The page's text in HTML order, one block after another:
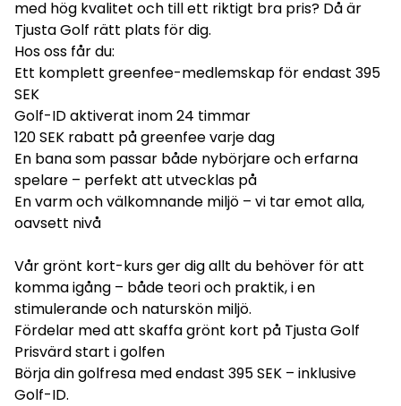
med hög kvalitet och till ett riktigt bra pris? Då är
Tjusta Golf rätt plats för dig.
Hos oss får du:
Ett komplett greenfee-medlemskap för endast 395
SEK
Golf-ID aktiverat inom 24 timmar
120 SEK rabatt på greenfee varje dag
En bana som passar både nybörjare och erfarna
spelare – perfekt att utvecklas på
En varm och välkomnande miljö – vi tar emot alla,
oavsett nivå
Vår grönt kort-kurs ger dig allt du behöver för att
komma igång – både teori och praktik, i en
stimulerande och naturskön miljö.
Fördelar med att skaffa grönt kort på Tjusta Golf
Prisvärd start i golfen
Börja din golfresa med endast 395 SEK – inklusive
Golf-ID.